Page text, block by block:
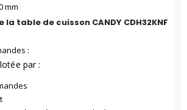
mm
table de cuisson CANDY CDH32KNF
:
par :